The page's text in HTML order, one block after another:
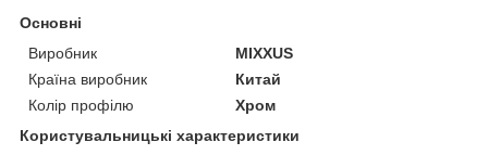
Основні
Виробник
MIXXUS
Країна виробник
Китай
Колір профілю
Хром
Користувальницькі характеристики